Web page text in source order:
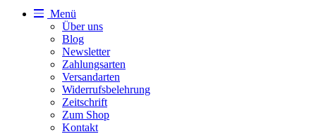
Menü
Über uns
Blog
Newsletter
Zahlungsarten
Versandarten
Widerrufsbelehrung
Zeitschrift
Zum Shop
Kontakt